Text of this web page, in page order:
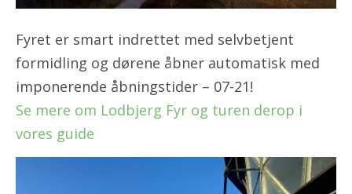
Fyret er smart indrettet med selvbetjent
formidling og dørene åbner automatisk med
imponerende åbningstider – 07-21!
Se mere om Lodbjerg Fyr og turen derop i
vores guide